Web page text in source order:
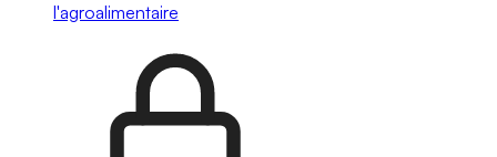
l'agroalimentaire